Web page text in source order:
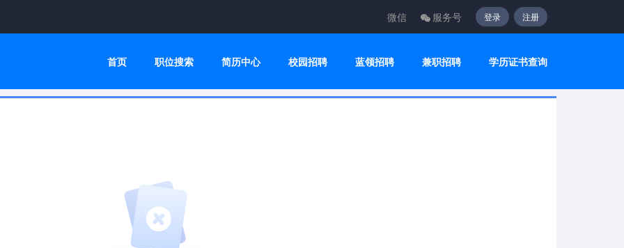
微信 服务号 登录 注册
首页 职位搜索 简历中心 校园招聘 蓝领招聘 兼职招聘 学历证书查询